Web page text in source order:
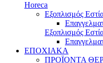
Horeca
Εξοπλισμός
Εξοπλισμός
ΕΠΟΧΙΑΚΑ
ΠΡΟΪΟΝΤΑ